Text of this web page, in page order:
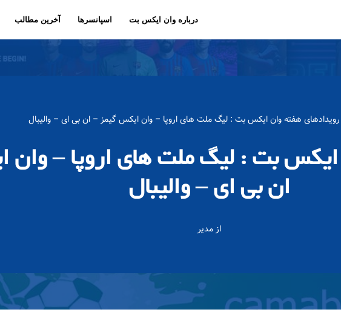
درباره وان ایکس بت اسپانسرها آخرین مطالب
رویدادهای هفته وان ایکس بت : لیگ ملت های اروپا – وان ایکس گیمز – ان بی ای – والیبال
ایکس بت : لیگ ملت های اروپا – وان
ان بی ای – والیبال
ازمدیر